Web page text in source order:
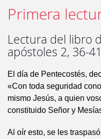
Primera
Lectura del libro
apóstoles 2, 36-41
El día de Pentecostés,
«Con toda seguridad
mismo Jesús, a quien
constituido Señor y
Al oír esto, se les